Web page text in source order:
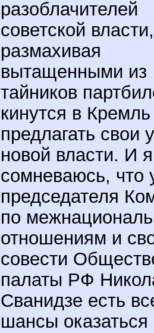
разоблачителей
советской власти,
размахивая
вытащенными из
тайников
кинутся в Кремль
предлагать свои
новой власти. И
сомневаюсь, что
председателя
по
отношениям и
совести
палаты РФ
Сванидзе есть
шансы оказаться